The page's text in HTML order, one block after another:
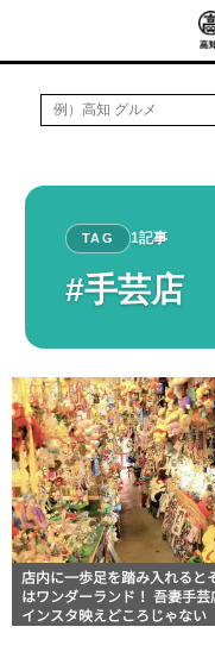
TAG 1記事
#手芸店
店内に一歩足を踏み入れると
はワンダーランド！ 吾妻手芸
インスタ映えどころじゃない